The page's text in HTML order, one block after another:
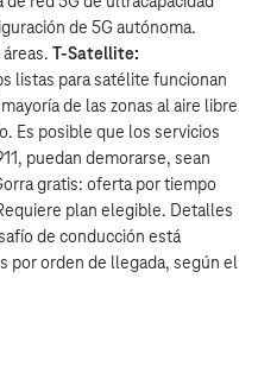
de 5G autónoma.
T-Satellite:
listas para satélite funcionan
de las zonas al aire libre
Es posible que los servicios
puedan demorarse, sean
gratis: oferta por tiempo
plan elegible. Detalles
de conducción está
por orden de llegada, según el